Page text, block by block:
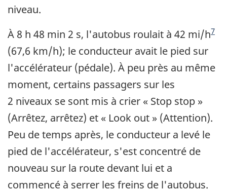
niveau.
À 8 h 48 min 2 s, l'autobus roulait à 42 mi/h7
(67,6 km/h); le conducteur avait le pied sur
l'accélérateur (pédale). À peu près au même
moment, certains passagers sur les
2 niveaux se sont mis à crier « Stop stop »
(Arrêtez, arrêtez) et « Look out » (Attention).
Peu de temps après, le conducteur a levé le
pied de l'accélérateur, s'est concentré de
nouveau sur la route devant lui et a
commencé à serrer les freins de l'autobus.